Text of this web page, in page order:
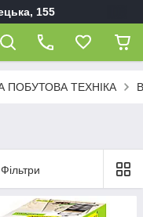
155
ПОБУТОВА ТЕХНІКА
Фільтри